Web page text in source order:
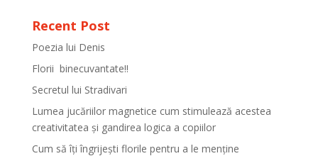
Recent Post
Poezia lui Denis
Florii binecuvantate!!
Secretul lui Stradivari
Lumea jucăriilor magnetice cum stimulează acestea
creativitatea și gandirea logica a copiilor
Cum să îți îngrijești florile pentru a le menține